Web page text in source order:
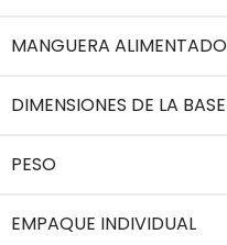
MANGUERA
DIMENSIONES DE LA BASE
PESO
EMPAQUE INDIVIDUAL